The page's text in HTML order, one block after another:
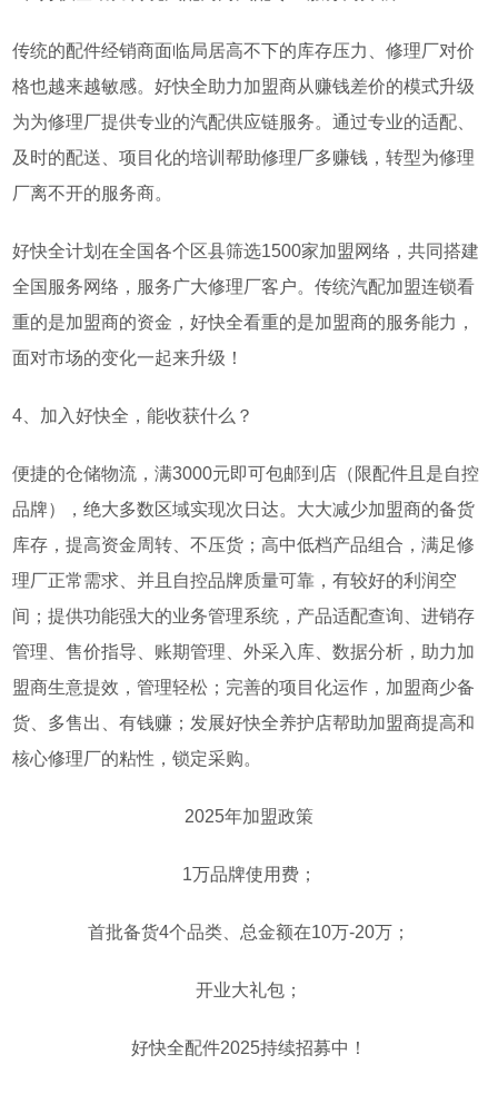
传统的配件经销商面临局居高不下的库存压力、修理厂对价
格也越来越敏感。好快全助力加盟商从赚钱差价的模式升级
为为修理厂提供专业的汽配供应链服务。通过专业的适配、
及时的配送、项目化的培训帮助修理厂多赚钱，转型为修理
厂离不开的服务商。
好快全计划在全国各个区县筛选1500家加盟网络，共同搭建
全国服务网络，服务广大修理厂客户。传统汽配加盟连锁看
重的是加盟商的资金，好快全看重的是加盟商的服务能力，
面对市场的变化一起来升级！
4 、加入好快全，能收获什么？
便捷的仓储物流，满3000元即可包邮到店（限配件且是自控
品牌），绝大多数区域实现次日达。大大减少加盟商的备货
库存，提高资金周转、不压货；高中低档产品组合，满足修
理厂正常需求、并且自控品牌质量可靠，有较好的利润空
间；提供功能强大的业务管理系统，产品适配查询、进销存
管理、售价指导、账期管理、外采入库、数据分析，助力加
盟商生意提效，管理轻松；完善的项目化运作，加盟商少备
货、多售出、有钱赚；发展好快全养护店帮助加盟商提高和
核心修理厂的粘性，锁定采购。
2025年加盟政策
1万品牌使用费；
首批备货4个品类、总金额在10万-20万；
开业大礼包；
好快全配件2025持续招募中！